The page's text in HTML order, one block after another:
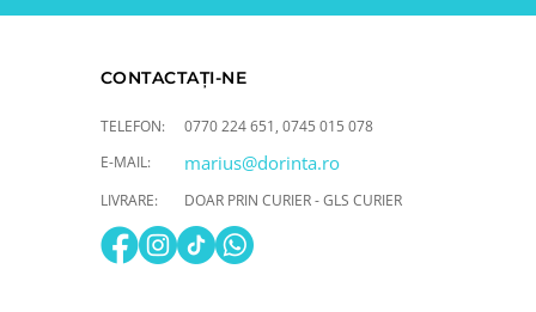
CONTACTAȚI-NE
TELEFON: 0770 224 651, 0745 015 078
E-MAIL:
marius@dorinta.ro
LIVRARE: DOAR PRIN CURIER - GLS CURIER